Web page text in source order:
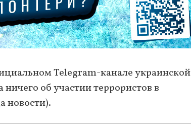
Telegram-канале украинской
об участии террористов в
новости).